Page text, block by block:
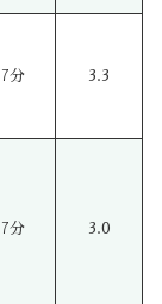
7分 3.3
7分 3.0